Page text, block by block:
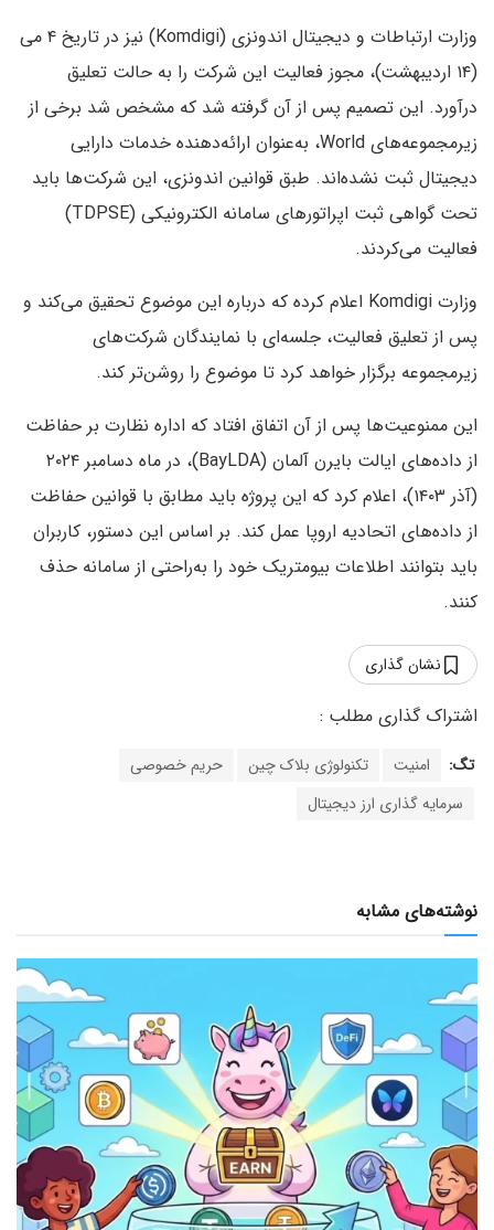
وزارت ارتباطات و دیجیتال اندونزی (Komdigi) نیز در تاریخ ۴ می
(۱۴ اردیبهشت)، مجوز فعالیت این شرکت را به حالت تعلیق
درآورد. این تصمیم پس از آن گرفته شد که مشخص شد برخی از
زیرمجموعه‌های World، به‌عنوان ارائه‌دهنده خدمات دارایی
دیجیتال ثبت نشده‌اند. طبق قوانین اندونزی، این شرکت‌ها باید
تحت گواهی ثبت اپراتورهای سامانه الکترونیکی (TDPSE)
فعالیت می‌کردند.
وزارت Komdigi اعلام کرده که درباره این موضوع تحقیق می‌کند و
پس از تعلیق فعالیت، جلسه‌ای با نمایندگان شرکت‌های
زیرمجموعه برگزار خواهد کرد تا موضوع را روشن‌تر کند.
این ممنوعیت‌ها پس از آن اتفاق افتاد که اداره نظارت بر حفاظت
از داده‌های ایالت بایرن آلمان (BayLDA)، در ماه دسامبر ۲۰۲۴
(آذر ۱۴۰۳)، اعلام کرد که این پروژه باید مطابق با قوانین حفاظت
از داده‌های اتحادیه اروپا عمل کند. بر اساس این دستور، کاربران
باید بتوانند اطلاعات بیومتریک خود را به‌راحتی از سامانه حذف
کنند.
نشان گذاری
تگ: امنیت تکنولوژی بلاک چین
حریم خصوصی
سرمایه گذاری ارز دیجیتال
نوشته‌های مشابه